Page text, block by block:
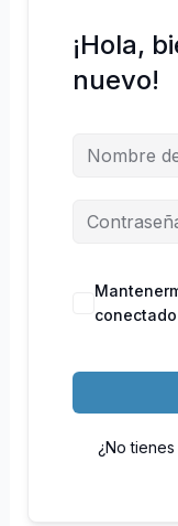
¡Hola,
nuevo!
conectado
¿No